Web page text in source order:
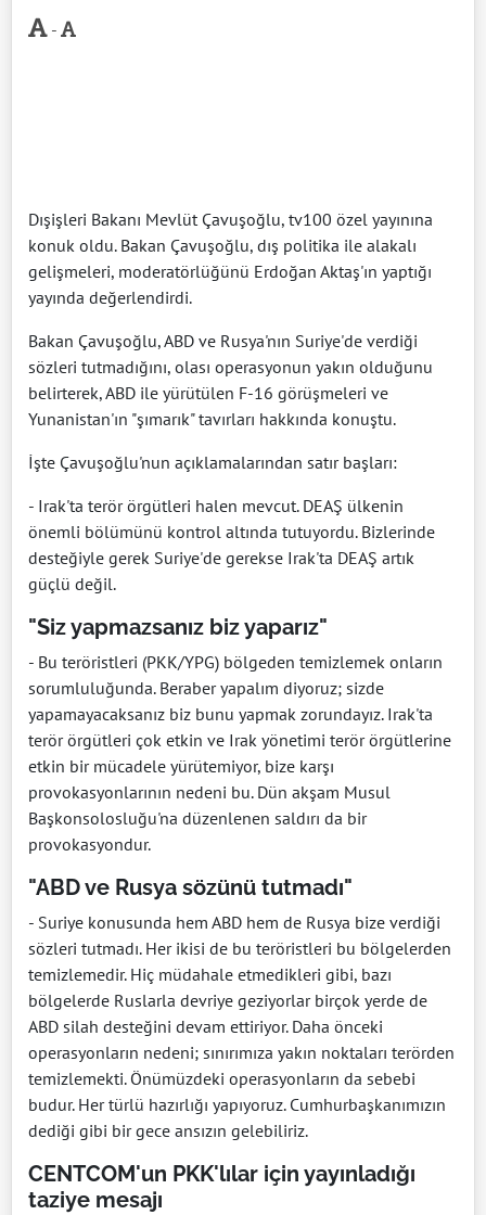
-
Dışişleri Bakanı Mevlüt Çavuşoğlu, tv100 özel yayınına
konuk oldu. Bakan Çavuşoğlu, dış politika ile alakalı
gelişmeleri, moderatörlüğünü Erdoğan Aktaş'ın yaptığı
yayında değerlendirdi.
Bakan Çavuşoğlu, ABD ve Rusya'nın Suriye'de verdiği
sözleri tutmadığını, olası operasyonun yakın olduğunu
belirterek, ABD ile yürütülen F-16 görüşmeleri ve
Yunanistan'ın "şımarık" tavırları hakkında konuştu.
İşte Çavuşoğlu'nun açıklamalarından satır başları:
- Irak'ta terör örgütleri halen mevcut. DEAŞ ülkenin
önemli bölümünü kontrol altında tutuyordu. Bizlerinde
desteğiyle gerek Suriye'de gerekse Irak'ta DEAŞ artık
güçlü değil.
"Siz yapmazsanız biz yaparız"
- Bu teröristleri (PKK/YPG) bölgeden temizlemek onların
sorumluluğunda. Beraber yapalım diyoruz; sizde
yapamayacaksanız biz bunu yapmak zorundayız. Irak'ta
terör örgütleri çok etkin ve Irak yönetimi terör örgütlerine
etkin bir mücadele yürütemiyor, bize karşı
provokasyonlarının nedeni bu. Dün akşam Musul
Başkonsolosluğu'na düzenlenen saldırı da bir
provokasyondur.
"ABD ve Rusya sözünü tutmadı"
- Suriye konusunda hem ABD hem de Rusya bize verdiği
sözleri tutmadı. Her ikisi de bu teröristleri bu bölgelerden
temizlemedir. Hiç müdahale etmedikleri gibi, bazı
bölgelerde Ruslarla devriye geziyorlar birçok yerde de
ABD silah desteğini devam ettiriyor. Daha önceki
operasyonların nedeni; sınırımıza yakın noktaları terörden
temizlemekti. Önümüzdeki operasyonların da sebebi
budur. Her türlü hazırlığı yapıyoruz. Cumhurbaşkanımızın
dediği gibi bir gece ansızın gelebiliriz.
CENTCOM'un PKK'lılar için yayınladığı
taziye mesajı